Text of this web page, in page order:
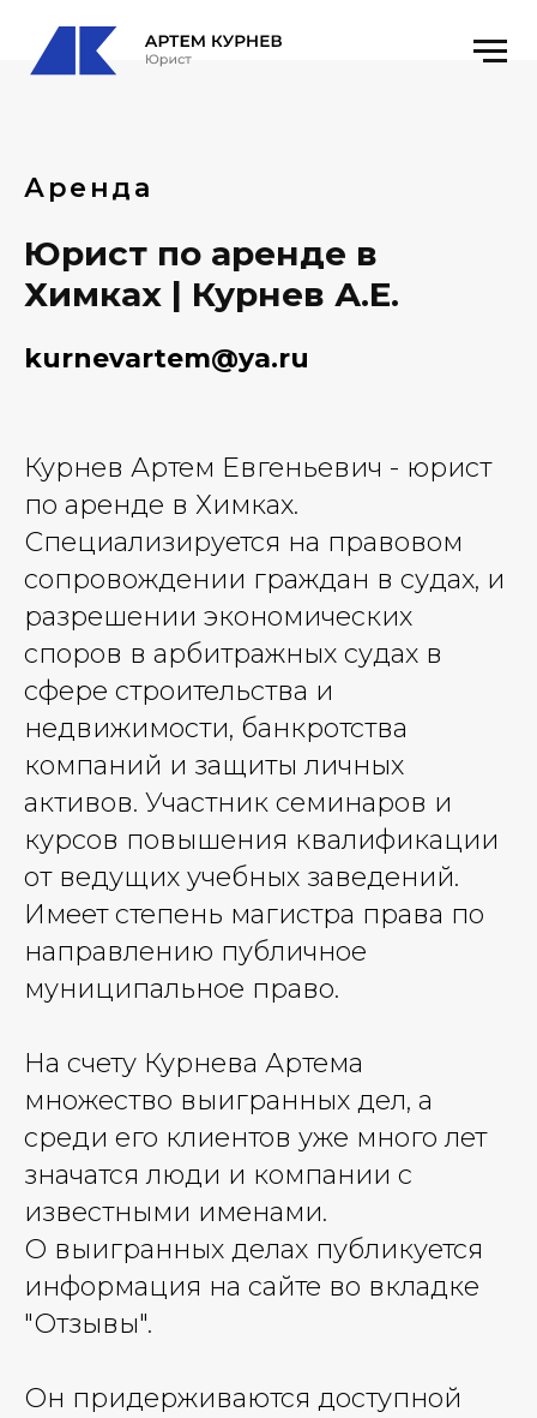
Аренда
Юрист по аренде в
Химках | Курнев А.Е.
kurnevartem@ya.ru
Курнев Артем Евгеньевич - юрист
по аренде в Химках.
Специализируется на правовом
сопровождении граждан в судах, и
разрешении экономических
споров в арбитражных судах в
сфере строительства и
недвижимости, банкротства
компаний и защиты личных
активов. Участник семинаров и
курсов повышения квалификации
от ведущих учебных заведений.
Имеет степень магистра права по
направлению публичное
муниципальное право.
На счету Курнева Артема
множество выигранных дел, а
среди его клиентов уже много лет
значатся люди и компании с
известными именами.
О выигранных делах публикуется
информация на сайте во вкладке
"Отзывы".
Он придерживаются доступной